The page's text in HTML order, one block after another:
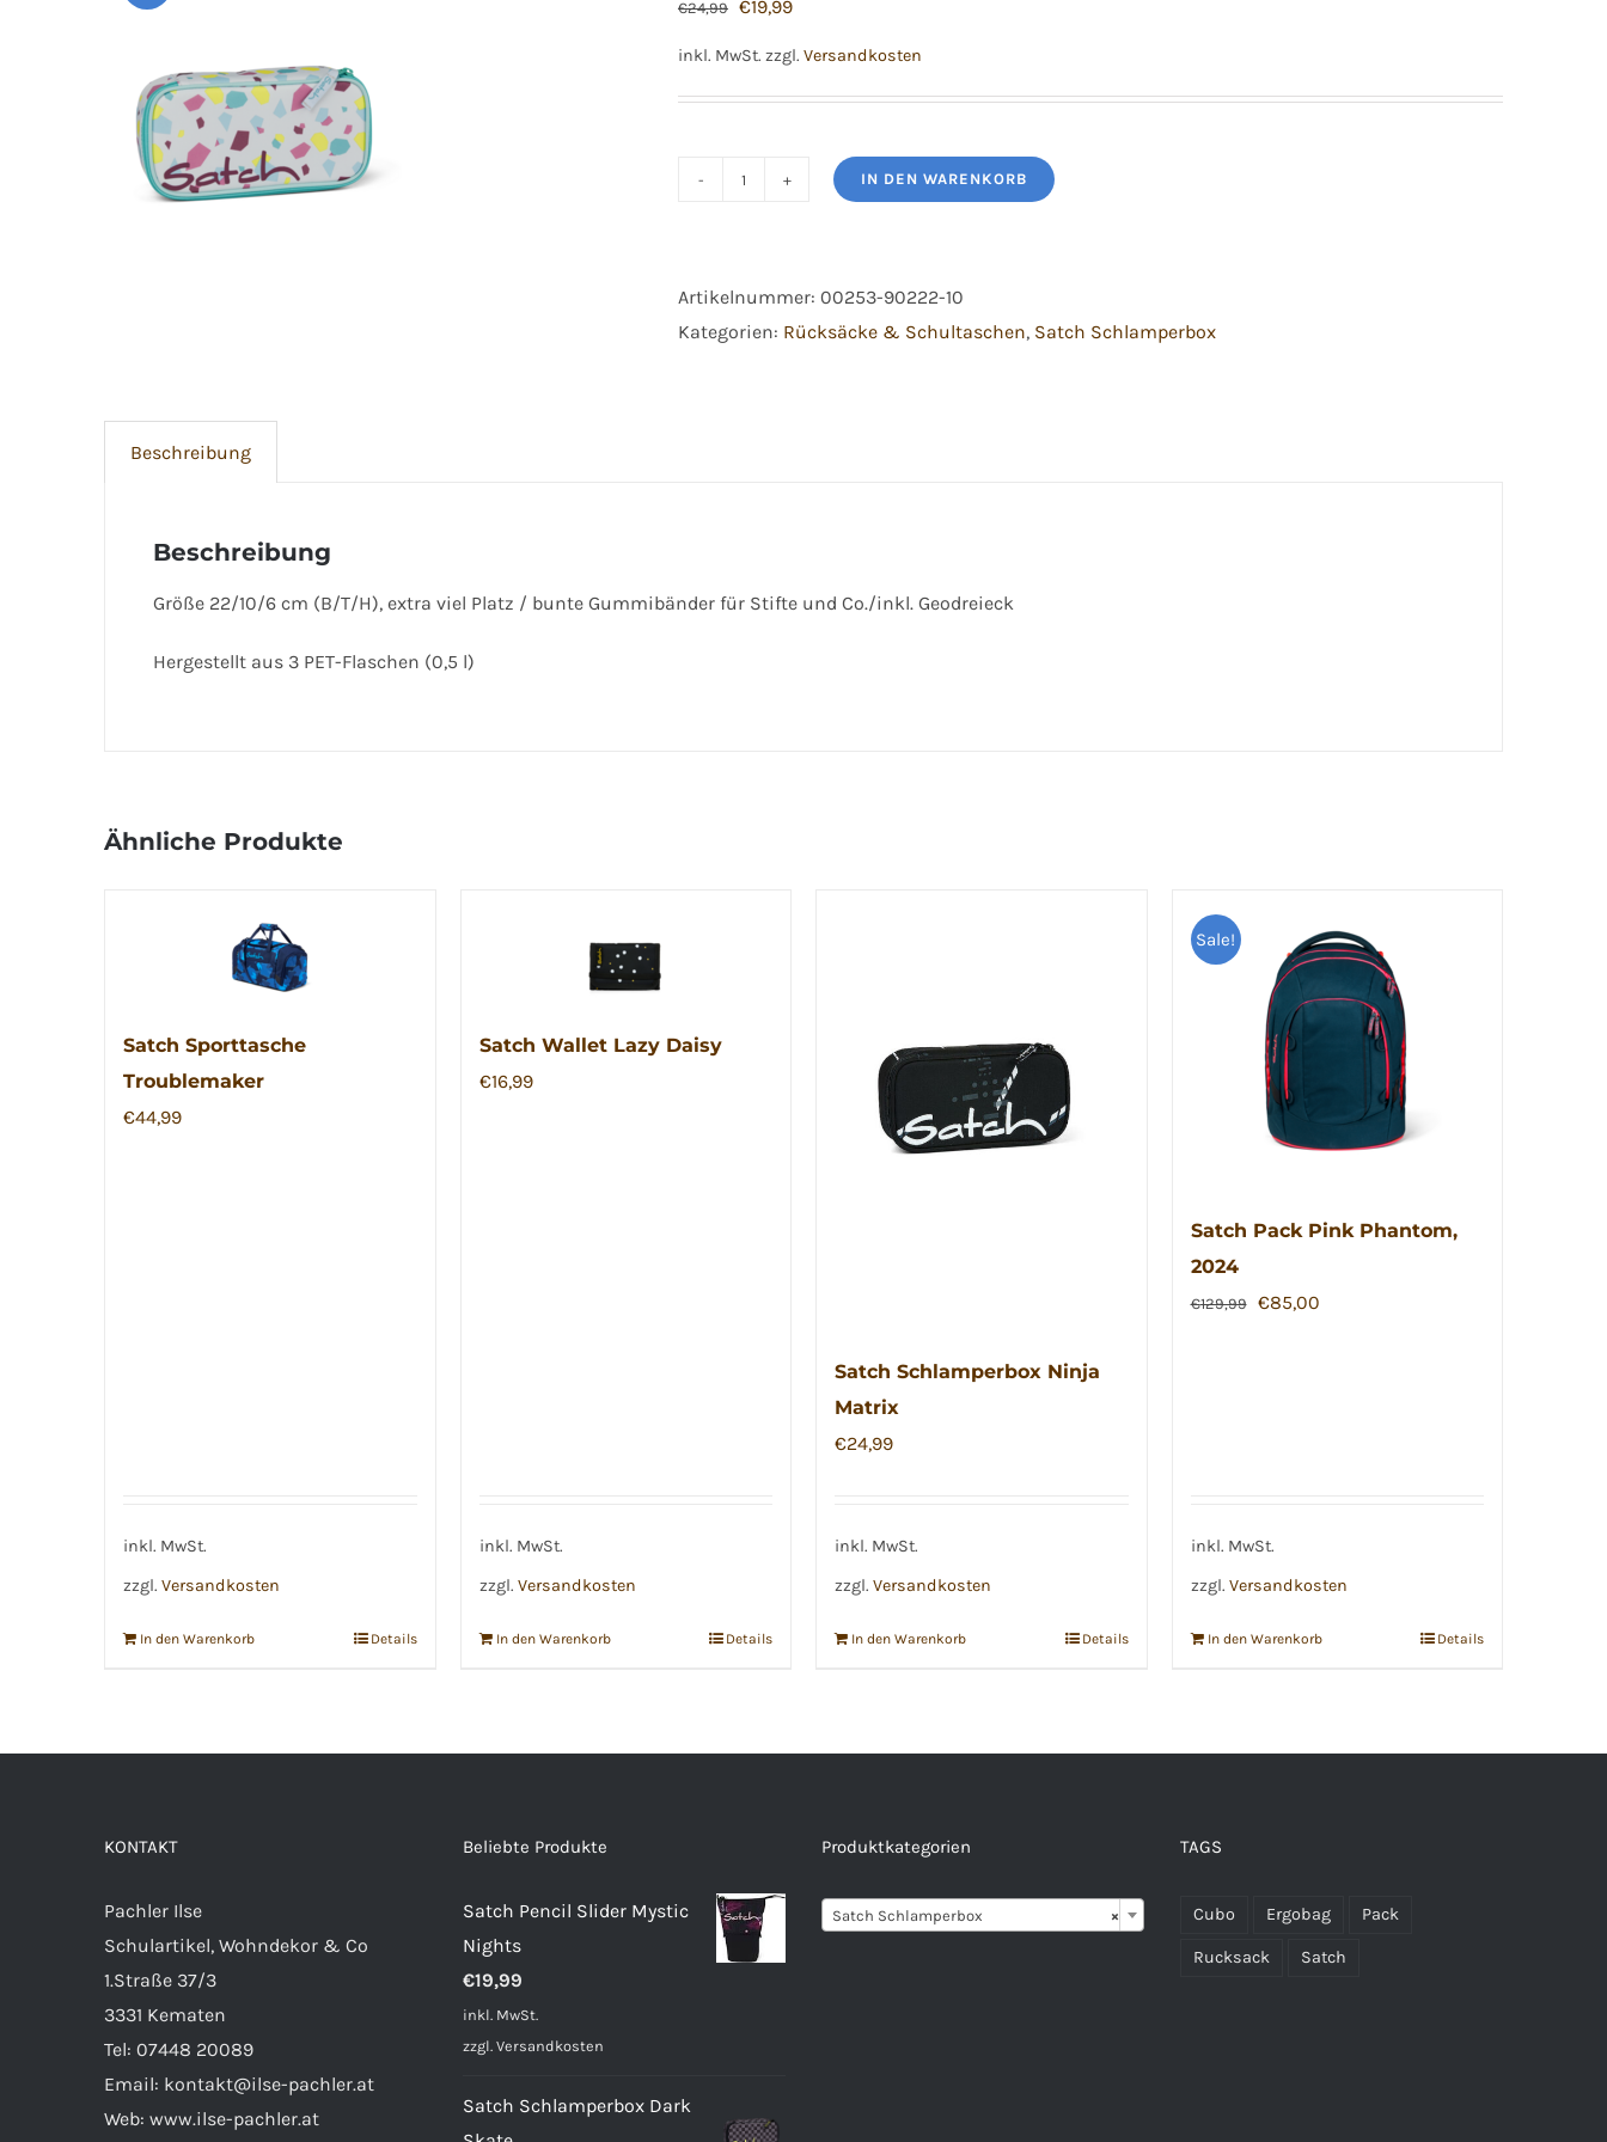
€24,99 Ursprünglicher
€24,99
€19,99Aktueller
€19,99.
inkl. MwSt. zzgl. Versandkosten
Mosaic
Menge
IN DEN WARENKORB
Artikelnummer: 00253-90222-10
Kategorien: Rücksäcke & Schultaschen, Satch Schlamperbox
Beschreibung
Beschreibung
Größe 22/10/6 cm (B/T/H), extra viel Platz / bunte Gummibänder für Stifte und Co./inkl. Geodreieck
Hergestellt aus 3 PET-Flaschen (0,5 l)
Ähnliche Produkte
Satch Sporttasche
Troublemaker
€44,99
inkl. MwSt.
zzgl. Versandkosten
In den Warenkorb Details
Satch Wallet Lazy Daisy
€16,99
inkl. MwSt.
zzgl. Versandkosten
In den Warenkorb Details
Satch Schlamperbox Ninja
Matrix
€24,99
inkl. MwSt.
zzgl. Versandkosten
In den Warenkorb Details
Sale!
Satch Pack Pink Phantom,
2024
€129,99
Ursprünglicher
€85,00Aktueller
inkl. MwSt.
zzgl. Versandkosten
In den Warenkorb Details
KONTAKT
Pachler Ilse
Schulartikel, Wohndekor & Co
1.Straße 37/3
3331 Kematen
Tel: 07448 20089
Email: kontakt@ilse-pachler.at
Web: www.ilse-pachler.at
Beliebte Produkte
Satch Pencil Slider Mystic
Nights
€19,99
inkl. MwSt.
zzgl. Versandkosten
Satch Schlamperbox Dark
Produktkategorien
×
Satch Schlamperbox
TAGS
Cubo Ergobag Pack
Rucksack Satch